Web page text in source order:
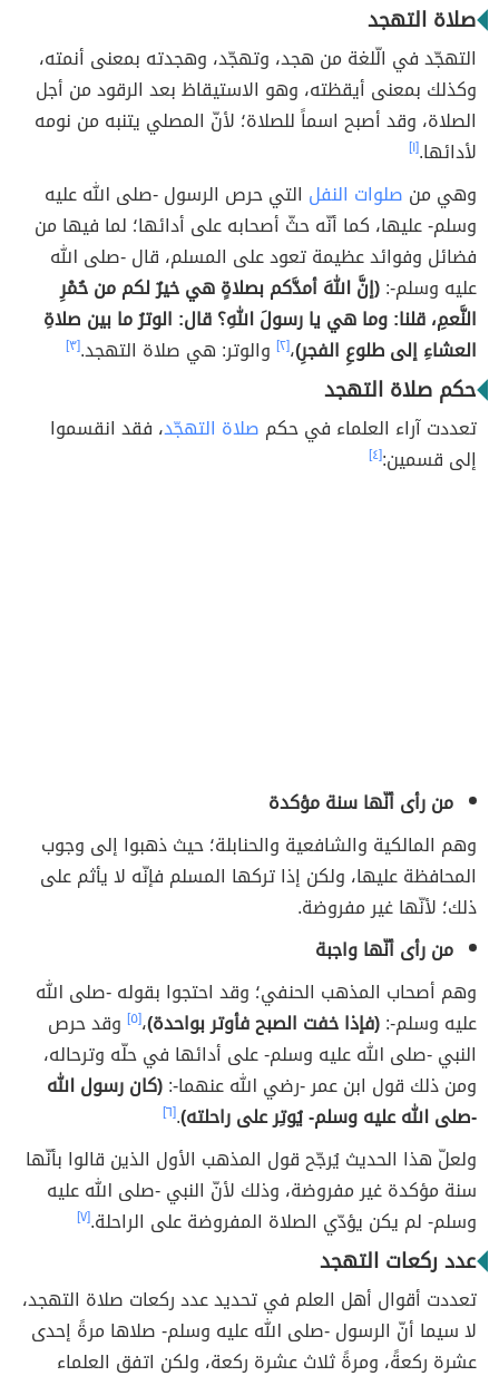
صلاة التهجد
التهجّد في الّلغة من هجد، وتهجّد، وهجدته بمعنى أنمته،
وكذلك بمعنى أيقظته، وهو الاستيقاظ بعد الرقود من أجل
الصلاة، وقد أصبح اسماً للصلاة؛ لأنّ المصلي يتنبه من نومه
لأدائها.[١]
وهي من صلوات النفل التي حرص الرسول -صلى الله عليه
وسلم- عليها، كما أنّه حثّ أصحابه على أدائها؛ لما فيها من
فضائل وفوائد عظيمة تعود على المسلم، قال -صلى الله
عليه وسلم-:(إنَّ اللهَ أمدَّكم بصلاةٍ هي خيرٌ لكم من حُمْرِ
النَّعمِ، قلنا: وما هي يا رسولَ اللهِ؟ قال: الوترُ ما بين صلاةِ
العشاءِ إلى طلوعِ الفجرِ)،[٢] والوتر: هي صلاة التهجد.[٣]
حكم صلاة التهجد
تعددت آراء العلماء في حكم صلاة التهجّد، فقد انقسموا
إلى قسمين:[٤]
من رأى أنّها سنة مؤكدة
وهم المالكية والشافعية والحنابلة؛ حيث ذهبوا إلى وجوب
المحافظة عليها، ولكن إذا تركها المسلم فإنّه لا يأثم على
ذلك؛ لأنّها غير مفروضة.
من رأى أنّها واجبة
وهم أصحاب المذهب الحنفي؛ وقد احتجوا بقوله -صلى الله
عليه وسلم-:(فإذا خفت الصبح فأوتر بواحدة)،[٥]
وقد حرص
النبي -صلى الله عليه وسلم- على أدائها في حلّه وترحاله،
ومن ذلك قول ابن عمر -رضي الله عنهما-:(كان رسول الله
-صلى الله عليه وسلم- يُوتِر على راحلته).[٦]
ولعلّ هذا الحديث يُرجّح قول المذهب الأول الذين قالوا بأنّها
سنة مؤكدة غير مفروضة، وذلك لأنّ النبي -صلى الله عليه
وسلم- لم يكن يؤدّي الصلاة المفروضة على الراحلة.[٧]
عدد ركعات التهجد
تعددت أقوال أهل العلم في تحديد عدد ركعات صلاة التهجد،
لا سيما أنّ الرسول -صلى الله عليه وسلم- صلاها مرةً إحدى
عشرة ركعةً، ومرةً ثلاث عشرة ركعة، ولكن اتفق العلماء